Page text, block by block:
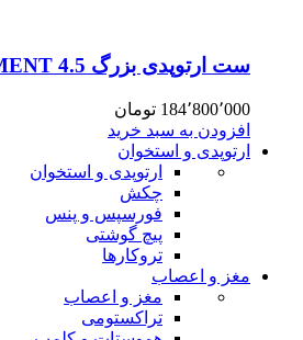
ست ارتوپدی بزرگ 4.5 LARGE FRAGMENT
184٬800٬000 تومان
افزودن به سبد خرید
ارتوپدی و استخوان
ارتوپدی و استخوان
چکش
فورسپس و پنس
پیچ گوشتی
تروکارها
مغز و اعصاب
مغز و اعصاب
تراکستومی